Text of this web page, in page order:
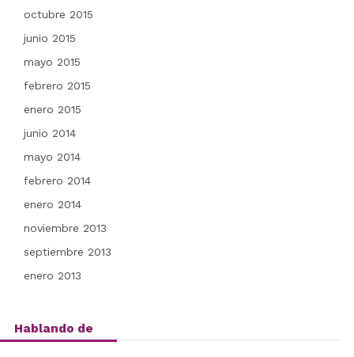
octubre 2015
junio 2015
mayo 2015
febrero 2015
enero 2015
junio 2014
mayo 2014
febrero 2014
enero 2014
noviembre 2013
septiembre 2013
enero 2013
Hablando de